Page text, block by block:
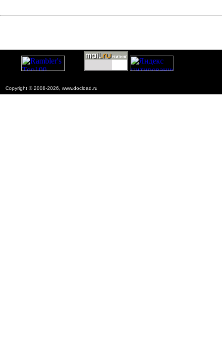
Copyright © 2008-2026, www.docload.ru